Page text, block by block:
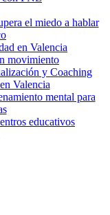
el miedo a hablar
en Valencia
movimiento
y Coaching
Valencia
mental para
educativos